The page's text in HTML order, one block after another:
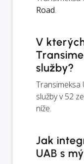
Road.
V
služby?
Transimeksa
služby v 52
níže.
Jak
UAB s